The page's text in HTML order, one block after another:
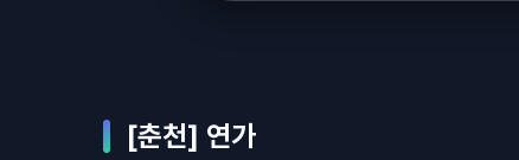
[춘천] 연가